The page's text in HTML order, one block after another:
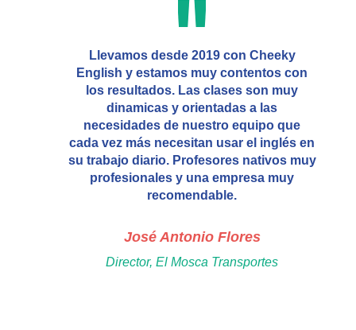
Llevamos desde 2019 con Cheeky
English y estamos muy contentos con
los resultados. Las clases son muy
dinamicas y orientadas a las
necesidades de nuestro equipo que
cada vez más necesitan usar el inglés en
su trabajo diario. Profesores nativos muy
profesionales y una empresa muy
recomendable.
José Antonio Flores
Director, El Mosca Transportes